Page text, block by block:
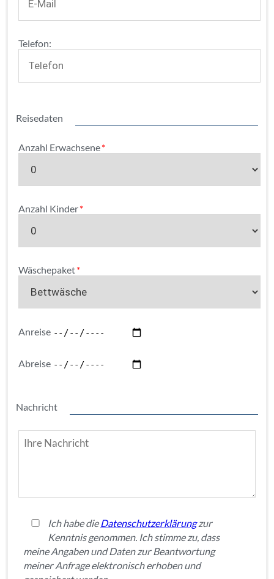
Telefon:
Reisedaten
Pflichtfeld
Anzahl Erwachsene*
Pflichtfeld
Anzahl Kinder*
Pflichtfeld
Wäschepaket*
Anreise
Abreise
Nachricht
Ich habe dieDatenschutzerklärungzur
Kenntnis genommen. Ich stimme zu, dass
meine Angaben und Daten zur Beantwortung
meiner Anfrage elektronisch erhoben und